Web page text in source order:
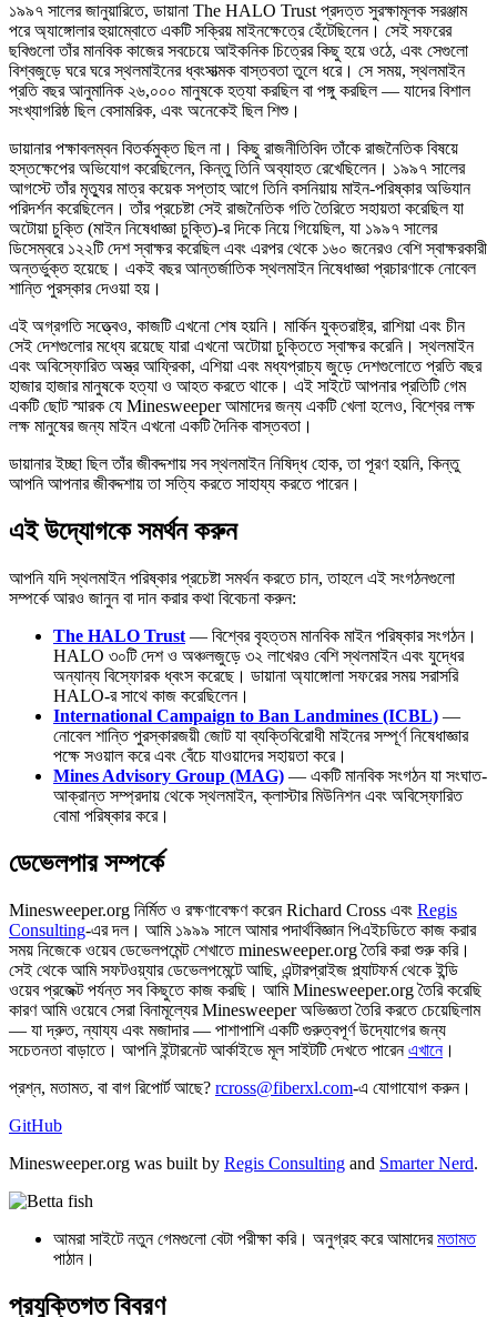
১৯৯৭ সালের জানুয়ারিতে, ডায়ানা The HALO Trust প্রদত্ত সুরক্ষামূলক সরঞ্জাম
পরে অ্যাঙ্গোলার হুয়াম্বোতে একটি সক্রিয় মাইনক্ষেত্রে হেঁটেছিলেন। সেই সফরের
ছবিগুলো তাঁর মানবিক কাজের সবচেয়ে আইকনিক চিত্রের কিছু হয়ে ওঠে, এবং সেগুলো
বিশ্বজুড়ে ঘরে ঘরে স্থলমাইনের ধ্বংসাত্মক বাস্তবতা তুলে ধরে। সে সময়, স্থলমাইন
প্রতি বছর আনুমানিক ২৬,০০০ মানুষকে হত্যা করছিল বা পঙ্গু করছিল — যাদের বিশাল
সংখ্যাগরিষ্ঠ ছিল বেসামরিক, এবং অনেকেই ছিল শিশু।
ডায়ানার পক্ষাবলম্বন বিতর্কমুক্ত ছিল না। কিছু রাজনীতিবিদ তাঁকে রাজনৈতিক বিষয়ে
হস্তক্ষেপের অভিযোগ করেছিলেন, কিন্তু তিনি অব্যাহত রেখেছিলেন। ১৯৯৭ সালের
আগস্টে তাঁর মৃত্যুর মাত্র কয়েক সপ্তাহ আগে তিনি বসনিয়ায় মাইন-পরিষ্কার অভিযান
পরিদর্শন করেছিলেন। তাঁর প্রচেষ্টা সেই রাজনৈতিক গতি তৈরিতে সহায়তা করেছিল যা
অটোয়া চুক্তি (মাইন নিষেধাজ্ঞা চুক্তি)-র দিকে নিয়ে গিয়েছিল, যা ১৯৯৭ সালের
ডিসেম্বরে ১২২টি দেশ স্বাক্ষর করেছিল এবং এরপর থেকে ১৬০ জনেরও বেশি স্বাক্ষরকারী
অন্তর্ভুক্ত হয়েছে। একই বছর আন্তর্জাতিক স্থলমাইন নিষেধাজ্ঞা প্রচারণাকে নোবেল
শান্তি পুরস্কার দেওয়া হয়।
এই অগ্রগতি সত্ত্বেও, কাজটি এখনো শেষ হয়নি। মার্কিন যুক্তরাষ্ট্র, রাশিয়া এবং চীন
সেই দেশগুলোর মধ্যে রয়েছে যারা এখনো অটোয়া চুক্তিতে স্বাক্ষর করেনি। স্থলমাইন
এবং অবিস্ফোরিত অস্ত্র আফ্রিকা, এশিয়া এবং মধ্যপ্রাচ্য জুড়ে দেশগুলোতে প্রতি বছর
হাজার হাজার মানুষকে হত্যা ও আহত করতে থাকে। এই সাইটে আপনার প্রতিটি গেম
একটি ছোট স্মারক যে Minesweeper আমাদের জন্য একটি খেলা হলেও, বিশ্বের লক্ষ
লক্ষ মানুষের জন্য মাইন এখনো একটি দৈনিক বাস্তবতা।
ডায়ানার ইচ্ছা ছিল তাঁর জীবদ্দশায় সব স্থলমাইন নিষিদ্ধ হোক, তা পূরণ হয়নি, কিন্তু
আপনি আপনার জীবদ্দশায় তা সত্যি করতে সাহায্য করতে পারেন।
এই উদ্যোগকে সমর্থন করুন
আপনি যদি স্থলমাইন পরিষ্কার প্রচেষ্টা সমর্থন করতে চান, তাহলে এই সংগঠনগুলো
সম্পর্কে আরও জানুন বা দান করার কথা বিবেচনা করুন:
The HALO Trust — বিশ্বের বৃহত্তম মানবিক মাইন পরিষ্কার সংগঠন।
HALO ৩০টি দেশ ও অঞ্চলজুড়ে ৩২ লাখেরও বেশি স্থলমাইন এবং যুদ্ধের
অন্যান্য বিস্ফোরক ধ্বংস করেছে। ডায়ানা অ্যাঙ্গোলা সফরের সময় সরাসরি
HALO-র সাথে কাজ করেছিলেন।
International Campaign to Ban Landmines (ICBL) —
নোবেল শান্তি পুরস্কারজয়ী জোট যা ব্যক্তিবিরোধী মাইনের সম্পূর্ণ নিষেধাজ্ঞার
পক্ষে সওয়াল করে এবং বেঁচে যাওয়াদের সহায়তা করে।
Mines Advisory Group (MAG) — একটি মানবিক সংগঠন যা সংঘাত-
আক্রান্ত সম্প্রদায় থেকে স্থলমাইন, ক্লাস্টার মিউনিশন এবং অবিস্ফোরিত
বোমা পরিষ্কার করে।
ডেভেলপার সম্পর্কে
Minesweeper.org নির্মিত ও রক্ষণাবেক্ষণ করেন Richard Cross এবং Regis
Consulting-এর দল। আমি ১৯৯৯ সালে আমার পদার্থবিজ্ঞান পিএইচডিতে কাজ করার
সময় নিজেকে ওয়েব ডেভেলপমেন্ট শেখাতে minesweeper.org তৈরি করা শুরু করি।
সেই থেকে আমি সফটওয়্যার ডেভেলপমেন্টে আছি, এন্টারপ্রাইজ প্ল্যাটফর্ম থেকে ইন্ডি
ওয়েব প্রজেক্ট পর্যন্ত সব কিছুতে কাজ করছি। আমি Minesweeper.org তৈরি করেছি
কারণ আমি ওয়েবে সেরা বিনামূল্যের Minesweeper অভিজ্ঞতা তৈরি করতে চেয়েছিলাম
— যা দ্রুত, ন্যায্য এবং মজাদার — পাশাপাশি একটি গুরুত্বপূর্ণ উদ্যোগের জন্য
সচেতনতা বাড়াতে। আপনি ইন্টারনেট আর্কাইভে মূল সাইটটি দেখতে পারেনএখানে।
প্রশ্ন, মতামত, বা বাগ রিপোর্ট আছে? rcross@fiberxl.com-এ যোগাযোগ করুন।
GitHub
Minesweeper.org was built by Regis Consulting and Smarter Nerd.
আমরা সাইটে নতুন গেমগুলো বেটা পরীক্ষা করি। অনুগ্রহ করে আমাদেরমতামত
পাঠান।
প্রযুক্তিগত বিবরণ